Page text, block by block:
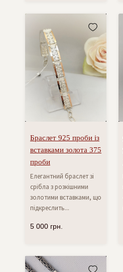
Браслет 925 проби із
вставками золота 375
проби
Елегантний браслет зі
срібла з розкішними
золотими вставками, що
підкреслить...
5 000 грн.